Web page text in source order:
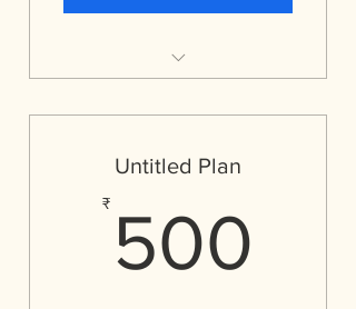
Digital Library, courses &
Atma Nirbhar Samaj For
Entry into the National
Essay Competition -
Limited Time Only
Untitled Plan
₹ 500